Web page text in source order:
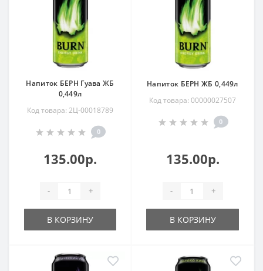
Напиток БЕРН Гуава ЖБ
0,449л
Код товара: 2Ц-00018789
0
135.00р.
- +
В КОРЗИНУ
Напиток БЕРН ЖБ 0,449л
Код товара: 00000027507
0
135.00р.
- +
В КОРЗИНУ